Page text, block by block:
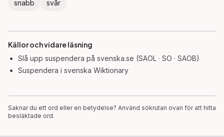
snabb
svår
Källor och vidare läsning
Slå upp suspendera på svenska.se (SAOL · SO · SAOB)
Suspendera i svenska Wiktionary
Saknar du ett ord eller en betydelse? Använd sökrutan ovan för att hitta
besläktade ord.